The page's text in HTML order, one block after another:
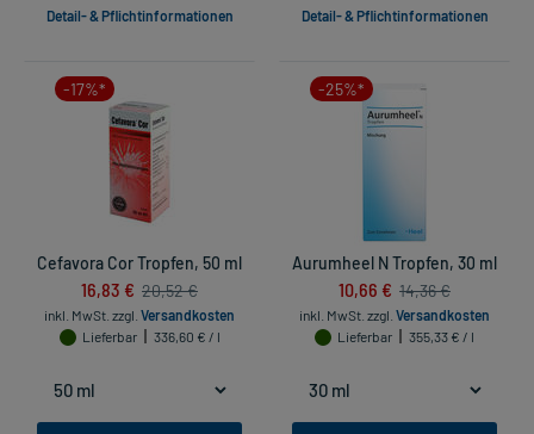
Detail- & Pflichtinformationen Detail- & Pflichtinformationen
-17%*
Cefavora Cor Tropfen, 50 ml
16,83 € 20,52 €
inkl. MwSt. zzgl. Versandkosten
Lieferbar
336,60 € / l
-25%*
Aurumheel N Tropfen, 30 ml
10,66 € 14,36 €
inkl. MwSt. zzgl. Versandkosten
Lieferbar
355,33 € / l